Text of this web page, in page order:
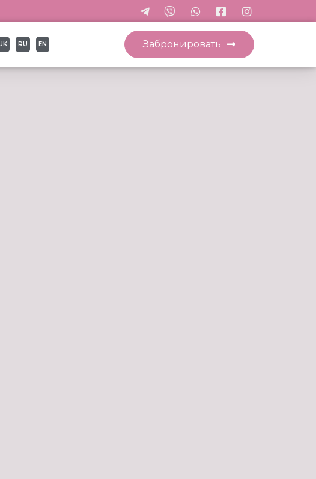
RU EN Забронировать